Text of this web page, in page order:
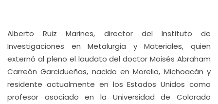
Alberto Ruiz Marines, director del Instituto de
Investigaciones en Metalurgia y Materiales, quien
externó al pleno el laudato del doctor Moisés Abraham
Carreón Garcidueñas, nacido en Morelia, Michoacán y
residente actualmente en los Estados Unidos como
profesor asociado en la Universidad de Colorado